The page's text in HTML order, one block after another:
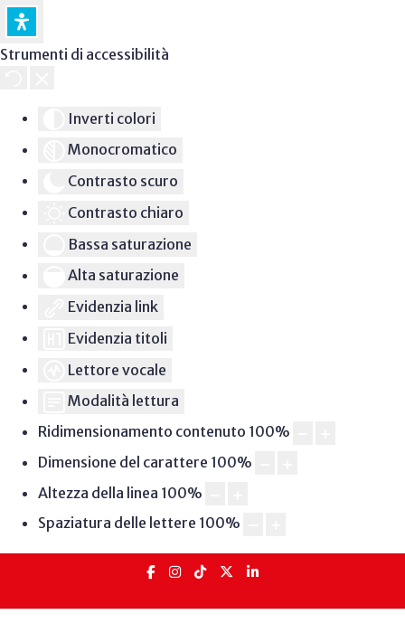
Strumenti di accessibilità
Inverti colori
Monocromatico
Contrasto scuro
Contrasto chiaro
Bassa saturazione
Alta saturazione
Evidenzia link
Evidenzia titoli
Lettore vocale
Modalità lettura
Ridimensionamento contenuto 100%
Dimensione del carattere 100%
Altezza della linea 100%
Spaziatura delle lettere 100%